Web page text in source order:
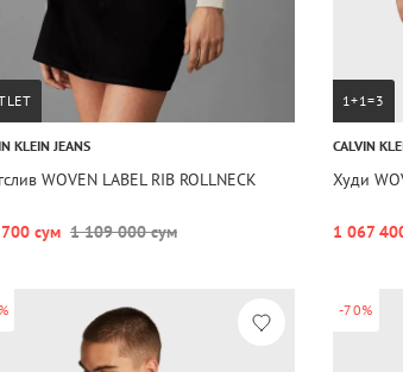
KLEIN JEANS
WOVEN LABEL RIB ROLLNECK
сум 1 109 000 сум
1+1=3
CALVIN
Худи
1 067
-70%